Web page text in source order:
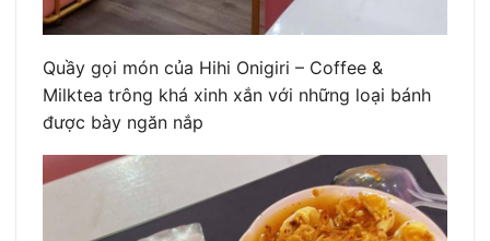
Quầy gọi món của Hihi Onigiri – Coffee &
Milktea trông khá xinh xắn với những loại bánh
được bày ngăn nắp